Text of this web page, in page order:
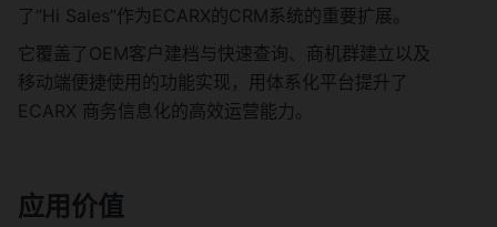
了“Hi Sales”作为ECARX的CRM系统的重要扩展。
它覆盖了OEM客户建档与快速查询、商机群建立以及
移动端便捷使用的功能实现，用体系化平台提升了
ECARX 商务信息化的高效运营能力。
应用价值